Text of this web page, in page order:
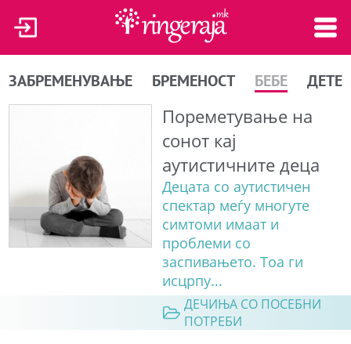
ЗАБРЕМЕНУВАЊЕ БРЕМЕНОСТ БЕБЕ ДЕТЕ
Пореметување на
сонот кај
аутистичните деца
Децата со аутистичен
спектар меѓу многуте
симтоми имаат и
проблеми со
заспивањето. Тоа ги
исцрпу...
ДЕЧИЊА СО ПОСЕБНИ
ПОТРЕБИ